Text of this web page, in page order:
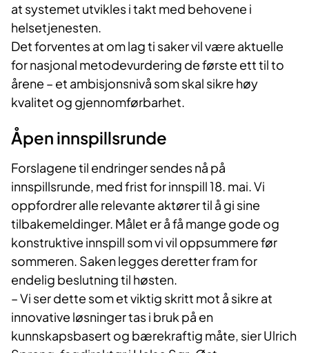
at systemet utvikles i takt med behovene i
helsetjenesten.
Det forventes at om lag ti saker vil være aktuelle
for nasjonal metodevurdering de første ett til to
årene – et ambisjonsnivå som skal sikre høy
kvalitet og gjennomførbarhet.
Åpen innspillsrunde
Forslagene til endringer sendes nå på
innspillsrunde, med frist for innspill 18. mai. Vi
oppfordrer alle relevante aktører til å gi sine
tilbakemeldinger. Målet er å få mange gode og
konstruktive innspill som vi vil oppsummere før
sommeren. Saken legges deretter fram for
endelig beslutning til høsten.
– Vi ser dette som et viktig skritt mot å sikre at
innovative løsninger tas i bruk på en
kunnskapsbasert og bærekraftig måte, sier Ulrich